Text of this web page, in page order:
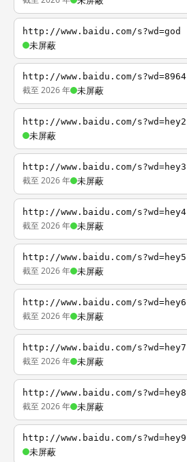
http://www.baidu.com/s?wd=god
未屏蔽
http://www.baidu.com/s?wd=8964
截至 2026 年 未屏蔽
http://www.baidu.com/s?wd=hey2
未屏蔽
http://www.baidu.com/s?wd=hey3
截至 2026 年 未屏蔽
http://www.baidu.com/s?wd=hey4
截至 2026 年 未屏蔽
http://www.baidu.com/s?wd=hey5
截至 2026 年 未屏蔽
http://www.baidu.com/s?wd=hey6
截至 2026 年 未屏蔽
http://www.baidu.com/s?wd=hey7
截至 2026 年 未屏蔽
http://www.baidu.com/s?wd=hey8
截至 2026 年 未屏蔽
http://www.baidu.com/s?wd=hey9
未屏蔽